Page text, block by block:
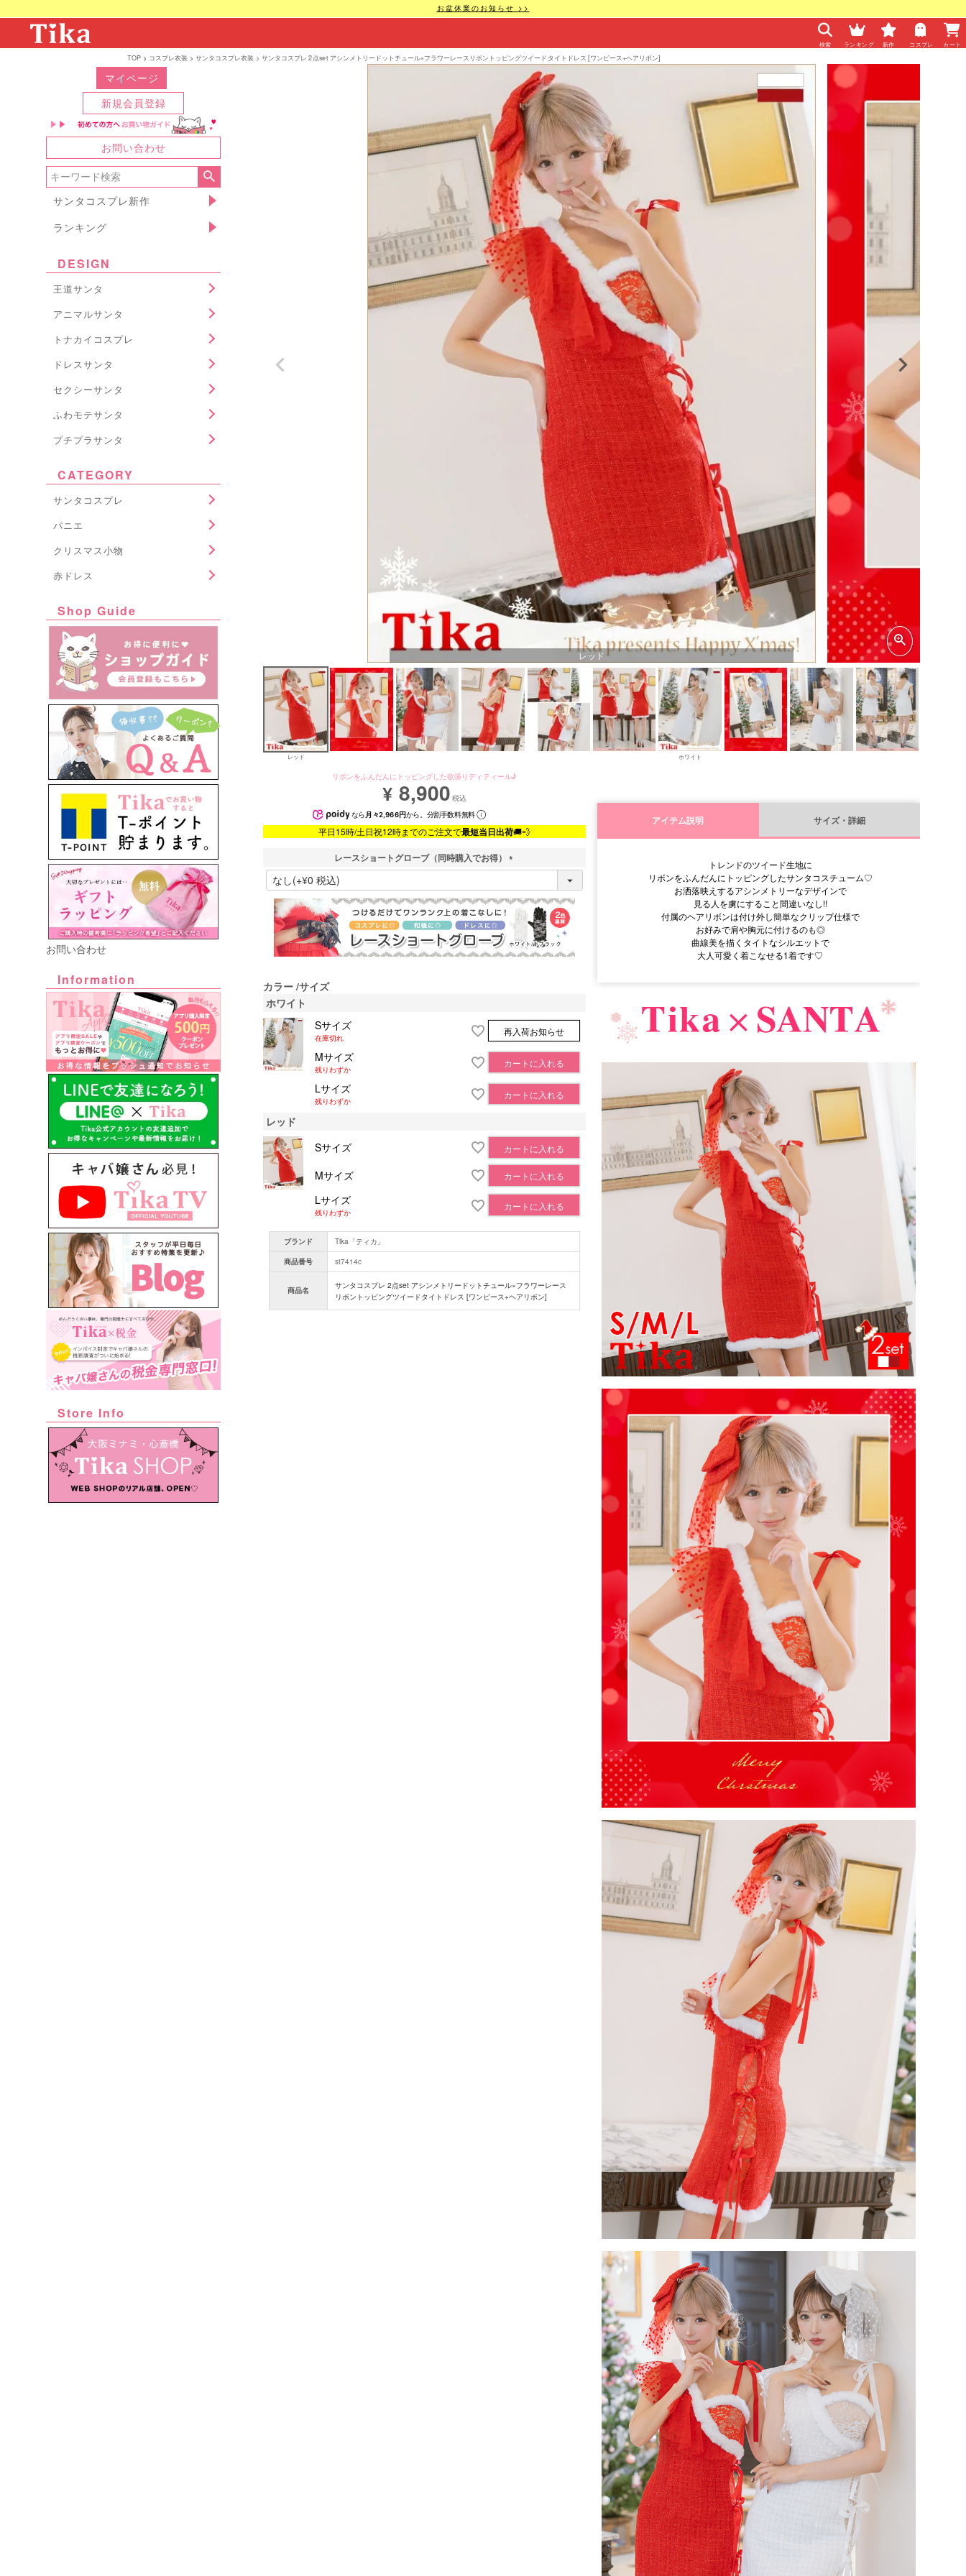
お盆休業のお知らせ >>
検索 ランキング 新作 コスプレ カート
TOP コスプレ衣装 サンタコスプレ衣装 サンタコスプレ 2点set アシンメトリードットチュール×フラワーレースリボントッピングツイードタイトドレス [ワンピース+ヘアリボン]
マイページ
新規会員登録
お問い合わせ
サンタコスプレ新作
ランキング
DESIGN
王道サンタ
アニマルサンタ
トナカイコスプレ
ドレスサンタ
セクシーサンタ
ふわモテサンタ
プチプラサンタ
CATEGORY
サンタコスプレ
パニエ
クリスマス小物
赤ドレス
Shop Guide
お問い合わせ
Information
Store Info
レッド
レッド ホワイト
リボンをふんだんにトッピングした欲張りディティール♪
¥ 8,900 税込
なら 月々2,966円から。分割手数料無料
平日15時/土日祝12時までのご注文で最短当日出荷🚚💨
レースショートグローブ（同時購入でお得）
(
必
須
カラー サイズ
ホワイト
Sサイズ
在庫切れ
再入荷お知らせ
Mサイズ
残りわずか
カートに入れる
Lサイズ
残りわずか
カートに入れる
レッド
Sサイズ
カートに入れる
Mサイズ カートに入れる
Lサイズ
残りわずか
カートに入れる
ブランド
Tika「ティカ」
商品番号
st7414c
商品名
サンタコスプレ 2点set アシンメトリードットチュール×フラワーレース
リボントッピングツイードタイトドレス [ワンピース+ヘアリボン]
アイテム説明 サイズ・詳細
トレンドのツイード生地に
リボンをふんだんにトッピングしたサンタコスチューム♡
お洒落映えするアシンメトリーなデザインで
見る人を虜にすること間違いなし!!
付属のヘアリボンは付け外し簡単なクリップ仕様で
お好みで肩や胸元に付けるのも◎
曲線美を描くタイトなシルエットで
大人可愛く着こなせる1着です♡